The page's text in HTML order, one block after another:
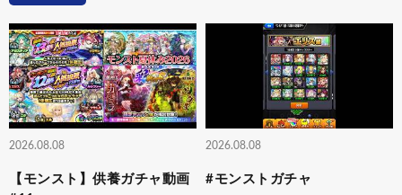
2026.08.08
【モンスト】供養ガチャ動画
2026.08.08
#モンストガチャ